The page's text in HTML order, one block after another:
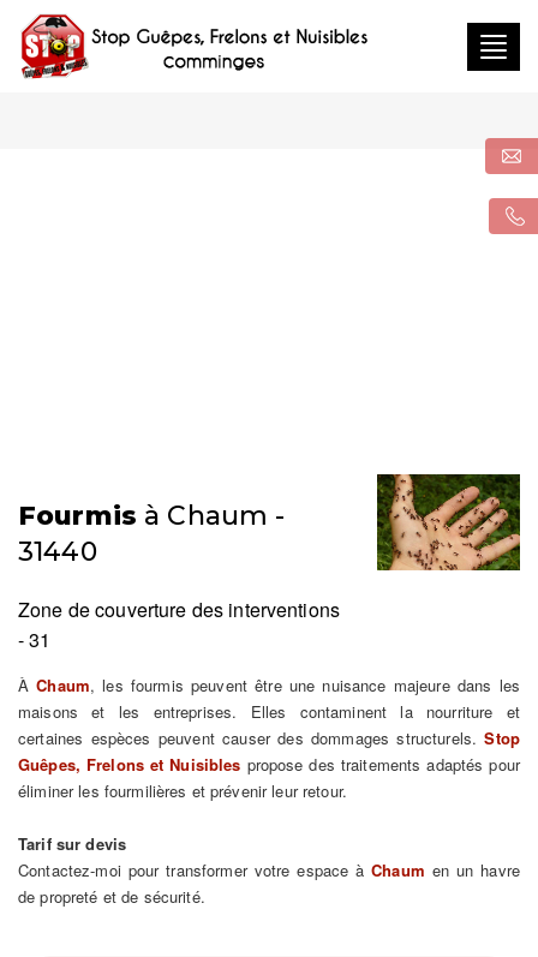
Fourmis à Chaum -
31440
Zone de couverture des interventions
- 31
ÀChaum, les fourmis peuvent être une nuisance majeure dans les
maisons et les entreprises. Elles contaminent la nourriture et
certaines espèces peuvent causer des dommages structurels.Stop
Guêpes, Frelons et Nuisibles propose des traitements adaptés pour
éliminer les fourmilières et prévenir leur retour.
Tarif sur devis
Contactez-moi pour transformer votre espace àChaum en un havre
de propreté et de sécurité.